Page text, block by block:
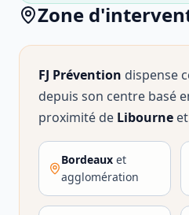
Zone
FJ Prévention dispense
depuis son centre basé
proximité de Libourne et
Bordeaux et
agglomération